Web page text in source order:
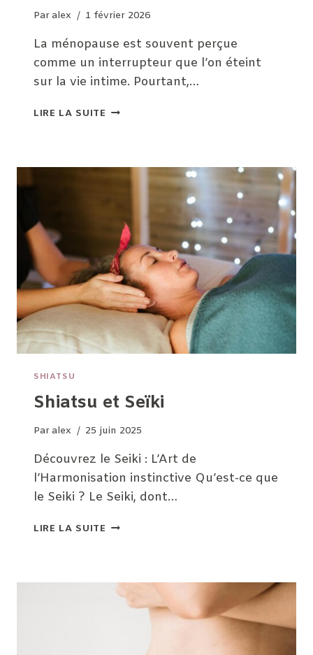
Paralex 1 février 2026
La ménopause est souvent perçue
comme un interrupteur que l’on éteint
sur la vie intime. Pourtant,…
LIRE LA SUITE LIBIDO
VERS
SENSORIELLE
SHIATSU
Shiatsu et Seïki
Paralex 25 juin 2025
Découvrez le Seiki : L’Art de
l’Harmonisation instinctive Qu’est-ce que
le Seiki ? Le Seiki, dont…
LIRE LA SUITE SHIATSU